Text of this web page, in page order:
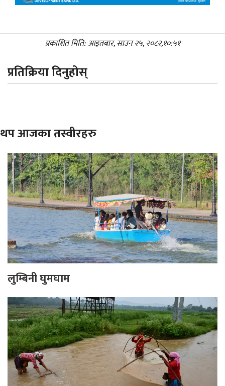
प्रकाशित मिति: आइतबार, साउन २५, २०८२,१०:५१
प्रतिक्रिया दिनुहोस्
थप आजका तस्वीरहरु
लुम्बिनी घुमघाम